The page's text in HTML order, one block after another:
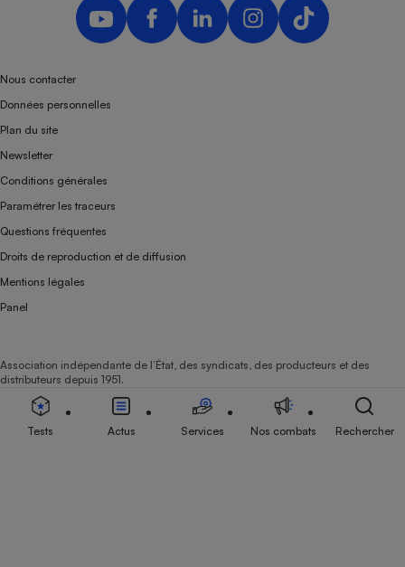
Nous contacter
Données personnelles
Plan du site
Newsletter
Conditions générales
Paramétrer les traceurs
Questions fréquentes
Droits de reproduction et de diffusion
Mentions légales
Panel
Association indépendante de l’État, des syndicats, des producteurs et des
distributeurs depuis 1951.
Tests Actus Services Nos combats Rechercher